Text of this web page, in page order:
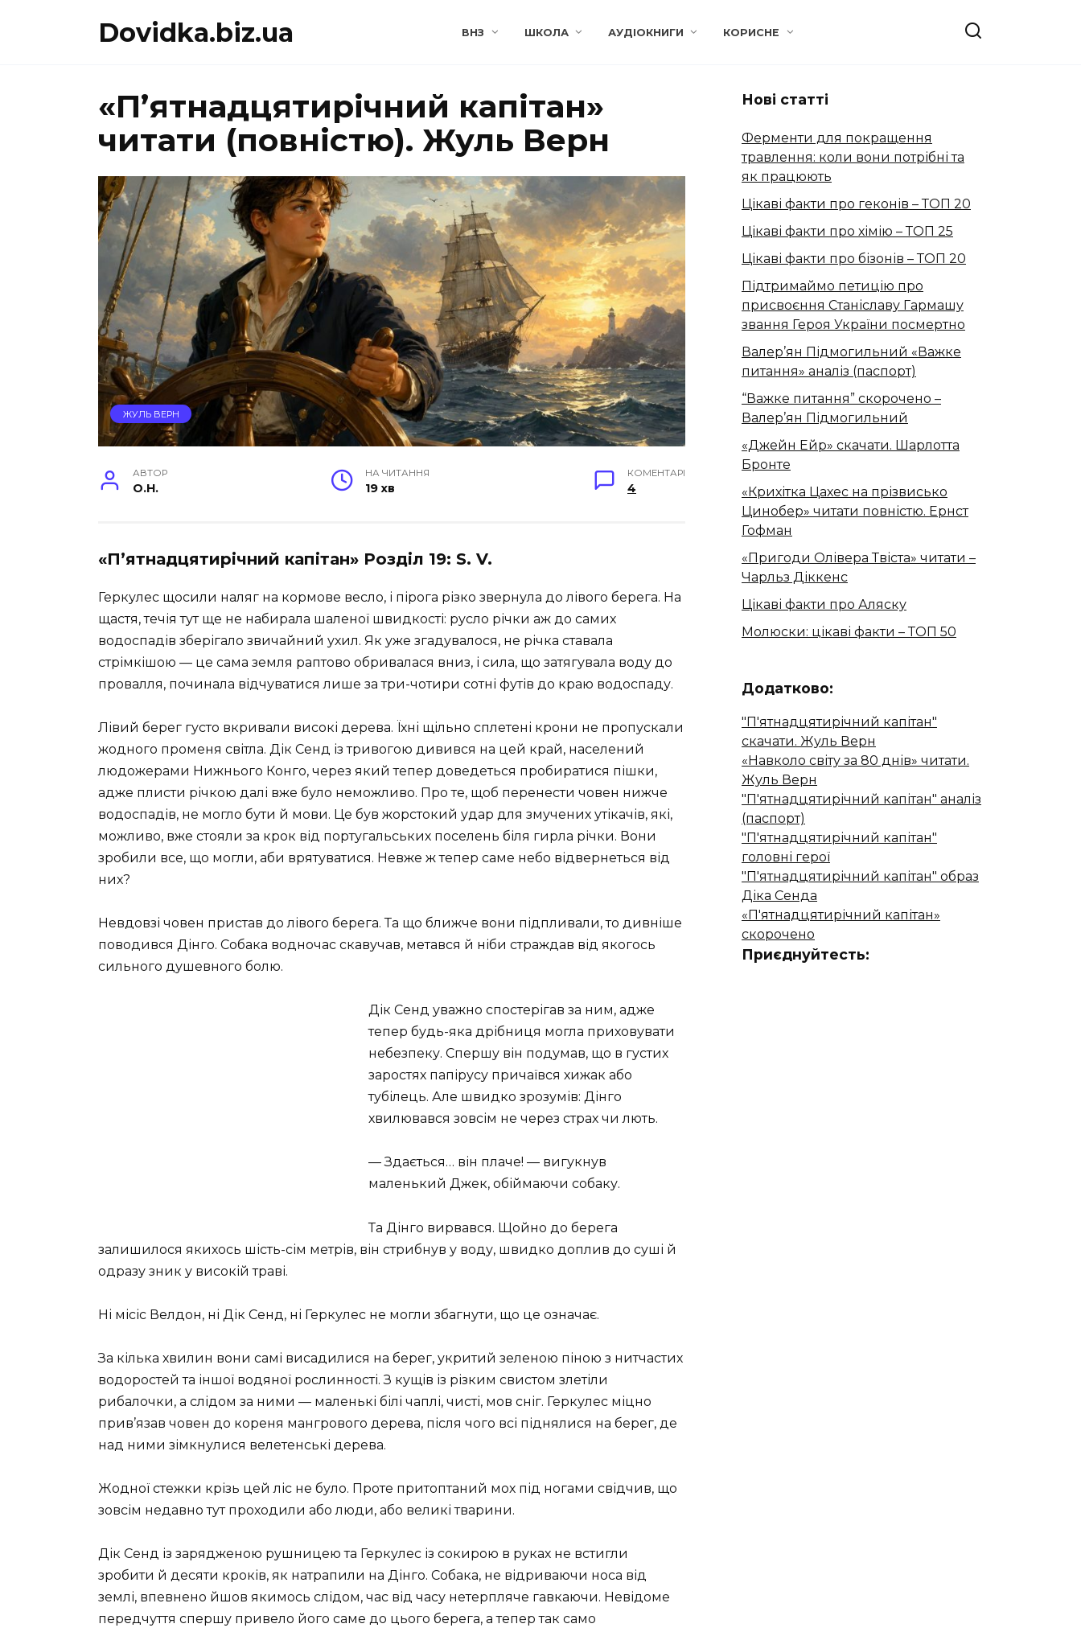
Dovidka.biz.ua ВНЗ ШКОЛА АУДІОКНИГИ КОРИСНЕ
«П’ятнадцятирічний капітан»
читати (повністю). Жуль Верн
ЖУЛЬ ВЕРН
АВТОР
O.H.
НА ЧИТАННЯ
19 хв
КОМЕНТАРІ
4
«П’ятнадцятирічний капітан» Розділ 19: S. V.
Геркулес щосили наляг на кормове весло, і пірога різко звернула до лівого берега. На
щастя, течія тут ще не набирала шаленої швидкості: русло річки аж до самих
водоспадів зберігало звичайний ухил. Як уже згадувалося, не річка ставала
стрімкішою — це сама земля раптово обривалася вниз, і сила, що затягувала воду до
провалля, починала відчуватися лише за три-чотири сотні футів до краю водоспаду.
Лівий берег густо вкривали високі дерева. Їхні щільно сплетені крони не пропускали
жодного променя світла. Дік Сенд із тривогою дивився на цей край, населений
людожерами Нижнього Конго, через який тепер доведеться пробиратися пішки,
адже плисти річкою далі вже було неможливо. Про те, щоб перенести човен нижче
водоспадів, не могло бути й мови. Це був жорстокий удар для змучених утікачів, які,
можливо, вже стояли за крок від португальських поселень біля гирла річки. Вони
зробили все, що могли, аби врятуватися. Невже ж тепер саме небо відвернеться від
них?
Невдовзі човен пристав до лівого берега. Та що ближче вони підпливали, то дивніше
поводився Дінго. Собака водночас скавучав, метався й ніби страждав від якогось
сильного душевного болю.
Дік Сенд уважно спостерігав за ним, адже
тепер будь-яка дрібниця могла приховувати
небезпеку. Спершу він подумав, що в густих
заростях папірусу причаївся хижак або
тубілець. Але швидко зрозумів: Дінго
хвилювався зовсім не через страх чи лють.
— Здається… він плаче! — вигукнув
маленький Джек, обіймаючи собаку.
Та Дінго вирвався. Щойно до берега
залишилося якихось шість-сім метрів, він стрибнув у воду, швидко доплив до суші й
одразу зник у високій траві.
Ні місіс Велдон, ні Дік Сенд, ні Геркулес не могли збагнути, що це означає.
За кілька хвилин вони самі висадилися на берег, укритий зеленою піною з нитчастих
водоростей та іншої водяної рослинності. З кущів із різким свистом злетіли
рибалочки, а слідом за ними — маленькі білі чаплі, чисті, мов сніг. Геркулес міцно
прив’язав човен до кореня мангрового дерева, після чого всі піднялися на берег, де
над ними зімкнулися велетенські дерева.
Жодної стежки крізь цей ліс не було. Проте притоптаний мох під ногами свідчив, що
зовсім недавно тут проходили або люди, або великі тварини.
Дік Сенд із зарядженою рушницею та Геркулес із сокирою в руках не встигли
зробити й десяти кроків, як натрапили на Дінго. Собака, не відриваючи носа від
землі, впевнено йшов якимось слідом, час від часу нетерпляче гавкаючи. Невідоме
передчуття спершу привело його саме до цього берега, а тепер так само
Нові статті
Ферменти для покращення
травлення: коли вони потрібні та
як працюють
Цікаві факти про геконів – ТОП 20
Цікаві факти про хімію – ТОП 25
Цікаві факти про бізонів – ТОП 20
Підтримаймо петицію про
присвоєння Станіславу Гармашу
звання Героя України посмертно
Валер’ян Підмогильний «Важке
питання» аналіз (паспорт)
“Важке питання” скорочено –
Валер’ян Підмогильний
«Джейн Ейр» скачати. Шарлотта
Бронте
«Крихітка Цахес на прізвисько
Цинобер» читати повністю. Ернст
Гофман
«Пригоди Олівера Твіста» читати –
Чарльз Діккенс
Цікаві факти про Аляску
Молюски: цікаві факти – ТОП 50
Додатково:
"П'ятнадцятирічний капітан"
скачати. Жуль Верн
«Навколо світу за 80 днів» читати.
Жуль Верн
"П'ятнадцятирічний капітан" аналіз
(паспорт)
"П'ятнадцятирічний капітан"
головні герої
"П'ятнадцятирічний капітан" образ
Діка Сенда
«П'ятнадцятирічний капітан»
скорочено
Приєднуйтесть: